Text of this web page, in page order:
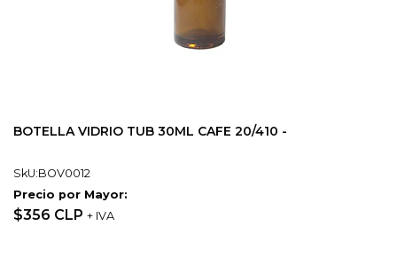
BOTELLA VIDRIO TUB 30ML CAFE 20/410 -
SkU:BOV0012
Precio por Mayor:
$356 CLP + IVA